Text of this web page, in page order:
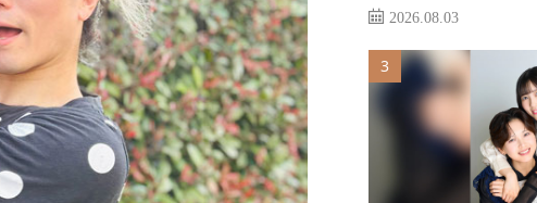
2026.08.03